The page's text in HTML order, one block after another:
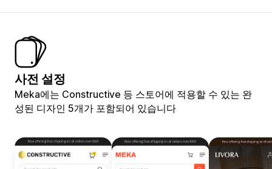
사전 설정
Meka에는 Constructive 등 스토어에 적용할 수 있는 완
성된 디자인 5개가 포함되어 있습니다